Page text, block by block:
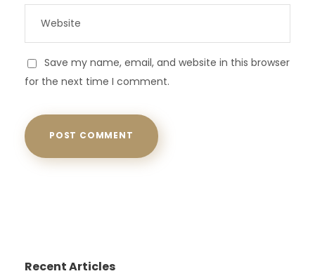
Save my name, email, and website in this browser
for the next time I comment.
Recent Articles